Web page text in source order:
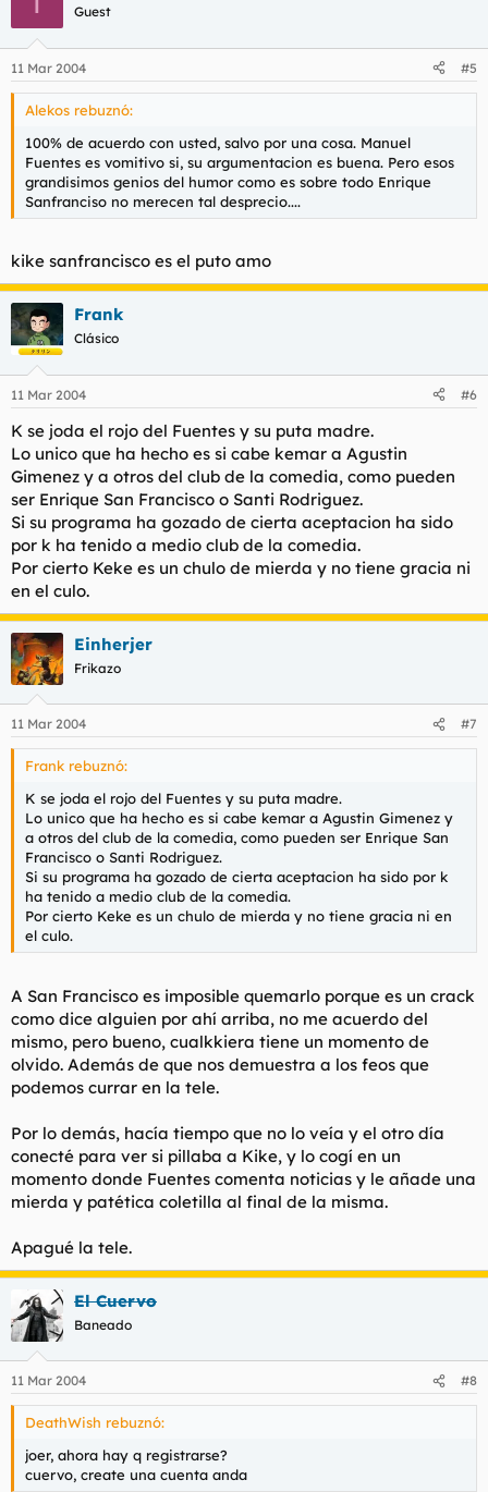
Guest
11 Mar 2004 #5
Alekos rebuznó:
100% de acuerdo con usted, salvo por una cosa. Manuel
Fuentes es vomitivo si, su argumentacion es buena. Pero esos
grandisimos genios del humor como es sobre todo Enrique
Sanfranciso no merecen tal desprecio....
kike sanfrancisco es el puto amo
Frank
Clásico
11 Mar 2004 #6
K se joda el rojo del Fuentes y su puta madre.
Lo unico que ha hecho es si cabe kemar a Agustin
Gimenez y a otros del club de la comedia, como pueden
ser Enrique San Francisco o Santi Rodriguez.
Si su programa ha gozado de cierta aceptacion ha sido
por k ha tenido a medio club de la comedia.
Por cierto Keke es un chulo de mierda y no tiene gracia ni
en el culo.
Einherjer
Frikazo
11 Mar 2004 #7
Frank rebuznó:
K se joda el rojo del Fuentes y su puta madre.
Lo unico que ha hecho es si cabe kemar a Agustin Gimenez y
a otros del club de la comedia, como pueden ser Enrique San
Francisco o Santi Rodriguez.
Si su programa ha gozado de cierta aceptacion ha sido por k
ha tenido a medio club de la comedia.
Por cierto Keke es un chulo de mierda y no tiene gracia ni en
el culo.
A San Francisco es imposible quemarlo porque es un crack
como dice alguien por ahí arriba, no me acuerdo del
mismo, pero bueno, cualkkiera tiene un momento de
olvido. Además de que nos demuestra a los feos que
podemos currar en la tele.
Por lo demás, hacía tiempo que no lo veía y el otro día
conecté para ver si pillaba a Kike, y lo cogí en un
momento donde Fuentes comenta noticias y le añade una
mierda y patética coletilla al final de la misma.
Apagué la tele.
El Cuervo
Baneado
11 Mar 2004 #8
DeathWish rebuznó:
joer, ahora hay q registrarse?
cuervo, create una cuenta anda